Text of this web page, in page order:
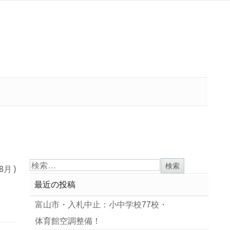
月 )
最近の投稿
富山市・入札中止：小中学校77校・
体育館空調整備！